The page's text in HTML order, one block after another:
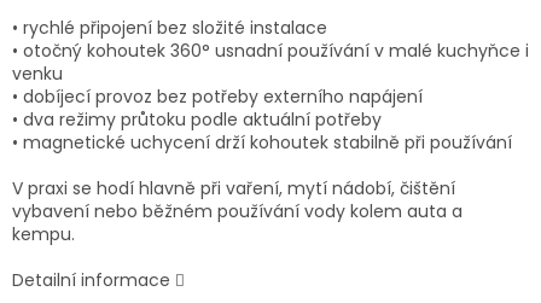
• rychlé připojení bez složité instalace
• otočný kohoutek 360° usnadní používání v malé kuchyňce i
venku
• dobíjecí provoz bez potřeby externího napájení
• dva režimy průtoku podle aktuální potřeby
• magnetické uchycení drží kohoutek stabilně při používání
V praxi se hodí hlavně při vaření, mytí nádobí, čištění
vybavení nebo běžném používání vody kolem auta a
kempu.
Detailní informace